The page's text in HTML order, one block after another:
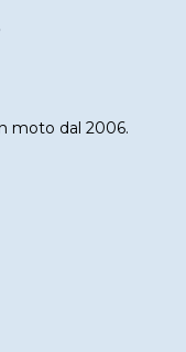
moto dal 2006.